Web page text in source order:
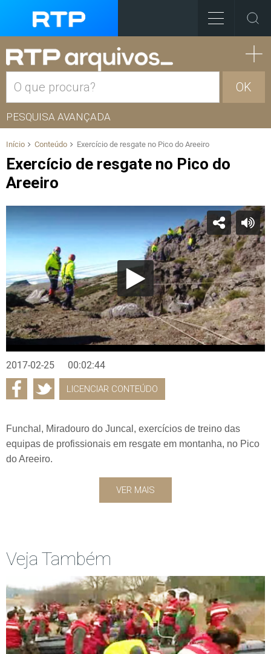
OK
PESQUISA AVANÇADA
Início Conteúdo Exercício de resgate no Pico do Areeiro
Exercício de resgate no Pico do
Areeiro
2017-02-25 00:02:44
LICENCIAR CONTEÚDO
Funchal, Miradouro do Juncal, exercícios de treino das
equipas de profissionais em resgate em montanha, no Pico
do Areeiro.
VER MAIS
Veja Também